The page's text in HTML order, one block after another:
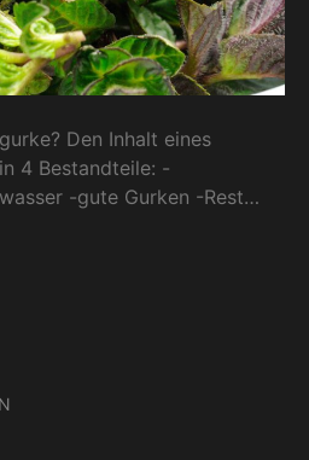
Den Inhalt eines
4 Bestandteile: -
-gute Gurken -Rest…